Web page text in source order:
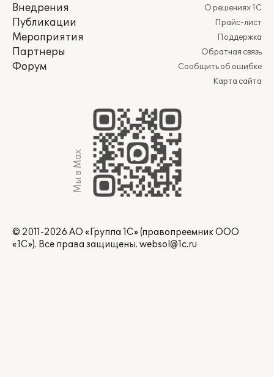
Внедрения
Публикации
Мероприятия
Партнеры
Форум
О решениях 1С
Прайс-лист
Поддержка
Обратная связь
Сообщить об ошибке
Карта сайта
Мы в Max
© 2011-2026 АО «Группа 1С» (правопреемник ООО
«1С»). Все права защищены. websol@1c.ru